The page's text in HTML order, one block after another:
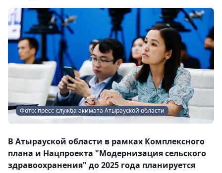
Фото: пресс-служба акимата Атырауской области
В Атырауской области в рамках Комплексного
плана и Нацпроекта "Модернизация сельского
здравоохранения" до 2025 года планируется